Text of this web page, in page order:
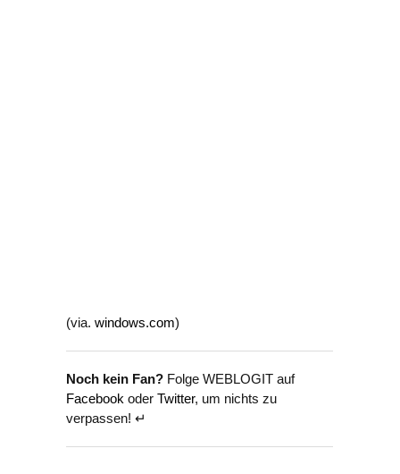
(via. windows.com)
Noch kein Fan? Folge WEBLOGIT auf
Facebook oder Twitter, um nichts zu
verpassen! ↵